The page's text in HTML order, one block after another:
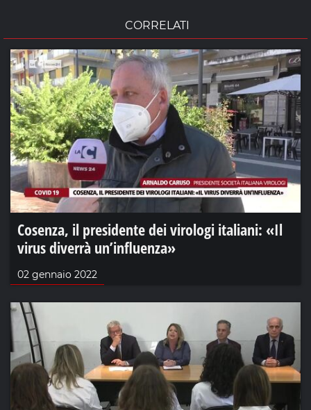
CORRELATI
Cosenza, il presidente dei virologi italiani: «Il
virus diverrà un’influenza»
02 gennaio 2022